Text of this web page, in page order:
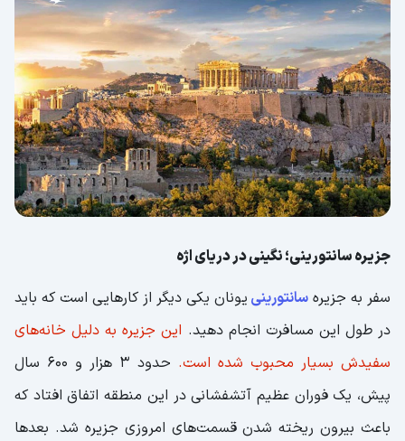
جزیره سانتورینی؛ نگینی در دریای اژه
سفر به جزیره سانتورینی یونان یکی دیگر از کارهایی است که باید
در طول این مسافرت انجام دهید. این جزیره به دلیل خانه‌های
سفیدش بسیار محبوب شده است.
حدود 3 هزار و 600 سال
پیش، یک فوران عظیم آتشفشانی در این منطقه اتفاق افتاد که
باعث بیرون ریخته شدن قسمت‌های امروزی جزیره شد. بعدها